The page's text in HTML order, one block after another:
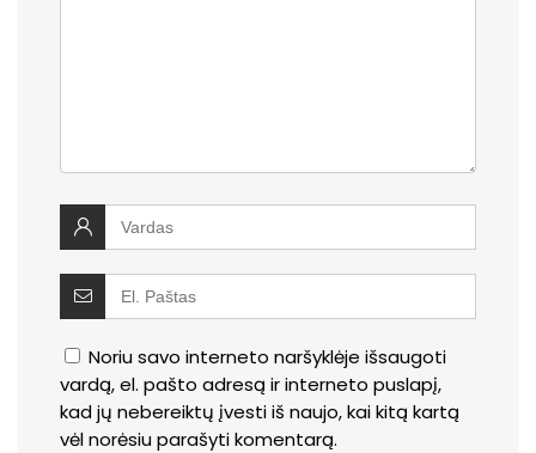
Noriu savo interneto naršyklėje išsaugoti
vardą, el. pašto adresą ir interneto puslapį,
kad jų nebereiktų įvesti iš naujo, kai kitą kartą
vėl norėsiu parašyti komentarą.